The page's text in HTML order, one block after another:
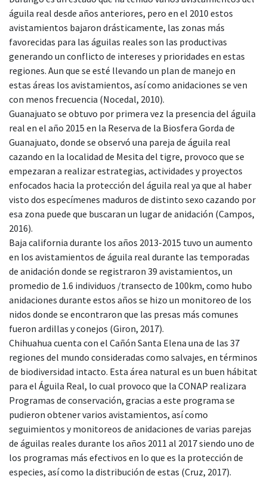
águila real desde años anteriores, pero en el 2010 estos
avistamientos bajaron drásticamente, las zonas más
favorecidas para las águilas reales son las productivas
generando un conflicto de intereses y prioridades en estas
regiones. Aun que se esté llevando un plan de manejo en
estas áreas los avistamientos, así como anidaciones se ven
con menos frecuencia (Nocedal, 2010).
Guanajuato se obtuvo por primera vez la presencia del águila
real en el año 2015 en la Reserva de la Biosfera Gorda de
Guanajuato, donde se observó una pareja de águila real
cazando en la localidad de Mesita del tigre, provoco que se
empezaran a realizar estrategias, actividades y proyectos
enfocados hacia la protección del águila real ya que al haber
visto dos especímenes maduros de distinto sexo cazando por
esa zona puede que buscaran un lugar de anidación (Campos,
2016).
Baja california durante los años 2013-2015 tuvo un aumento
en los avistamientos de águila real durante las temporadas
de anidación donde se registraron 39 avistamientos, un
promedio de 1.6 individuos /transecto de 100km, como hubo
anidaciones durante estos años se hizo un monitoreo de los
nidos donde se encontraron que las presas más comunes
fueron ardillas y conejos (Giron, 2017).
Chihuahua cuenta con el Cañón Santa Elena una de las 37
regiones del mundo consideradas como salvajes, en términos
de biodiversidad intacto. Esta área natural es un buen hábitat
para el Águila Real, lo cual provoco que la CONAP realizara
Programas de conservación, gracias a este programa se
pudieron obtener varios avistamientos, así como
seguimientos y monitoreos de anidaciones de varias parejas
de águilas reales durante los años 2011 al 2017 siendo uno de
los programas más efectivos en lo que es la protección de
especies, así como la distribución de estas (Cruz, 2017).